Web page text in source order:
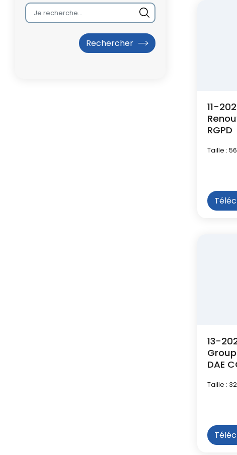
11-
RGPD
Taille :
13-
DAE
Taille :